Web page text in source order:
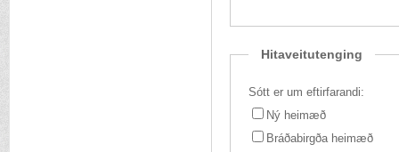
Hitaveitutenging
Sótt er um eftirfarandi:
Ný heimæð
Bráðabirgða heimæð